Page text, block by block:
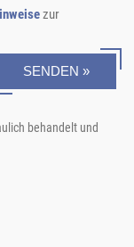
zur
SENDEN »
behandelt und